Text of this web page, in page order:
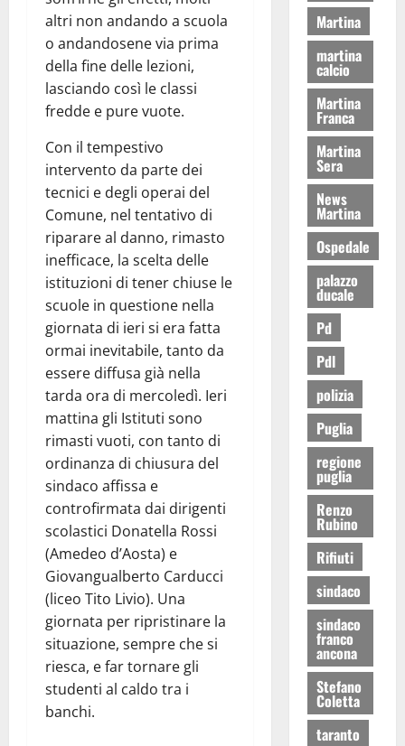
altri non andando a scuola
o andandosene via prima
della fine delle lezioni,
lasciando così le classi
fredde e pure vuote.
Con il tempestivo
intervento da parte dei
tecnici e degli operai del
Comune, nel tentativo di
riparare al danno, rimasto
inefficace, la scelta delle
istituzioni di tener chiuse le
scuole in questione nella
giornata di ieri si era fatta
ormai inevitabile, tanto da
essere diffusa già nella
tarda ora di mercoledì. Ieri
mattina gli Istituti sono
rimasti vuoti, con tanto di
ordinanza di chiusura del
sindaco affissa e
controfirmata dai dirigenti
scolastici Donatella Rossi
(Amedeo d’Aosta) e
Giovangualberto Carducci
(liceo Tito Livio). Una
giornata per ripristinare la
situazione, sempre che si
riesca, e far tornare gli
studenti al caldo tra i
banchi.
Martina
martina
calcio
Martina
Franca
Martina
Sera
News
Martina
Ospedale
palazzo
ducale
Pd
Pdl
polizia
Puglia
regione
puglia
Renzo
Rubino
Rifiuti
sindaco
sindaco
franco
ancona
Stefano
Coletta
taranto